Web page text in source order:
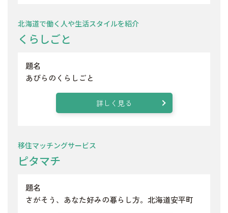
北海道で働く人や生活スタイルを紹介
くらしごと
題名
あびらのくらしごと
詳しく見る
移住マッチングサービス
ピタマチ
題名
さがそう、あなた好みの暮らし方。北海道安平町